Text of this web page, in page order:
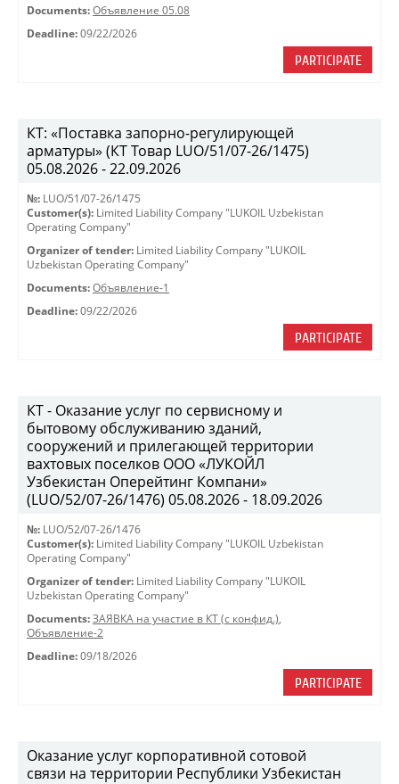
Documents: Объявление 05.08
Deadline: 09/22/2026
PARTICIPATE
КТ: «Поставка запорно-регулирующей
арматуры» (КТ Товар LUO/51/07-26/1475)
05.08.2026 - 22.09.2026
№: LUO/51/07-26/1475
Customer(s): Limited Liability Company "LUKOIL Uzbekistan
Operating Company"
Organizer of tender: Limited Liability Company "LUKOIL
Uzbekistan Operating Company"
Documents: Объявление-1
Deadline: 09/22/2026
PARTICIPATE
КТ - Оказание услуг по сервисному и
бытовому обслуживанию зданий,
сооружений и прилегающей территории
вахтовых поселков ООО «ЛУКОЙЛ
Узбекистан Оперейтинг Компани»
(LUO/52/07-26/1476) 05.08.2026 - 18.09.2026
№: LUO/52/07-26/1476
Customer(s): Limited Liability Company "LUKOIL Uzbekistan
Operating Company"
Organizer of tender: Limited Liability Company "LUKOIL
Uzbekistan Operating Company"
Documents: ЗАЯВКА на участие в КТ (с конфид.),
Объявление-2
Deadline: 09/18/2026
PARTICIPATE
Оказание услуг корпоративной сотовой
связи на территории Республики Узбекистан